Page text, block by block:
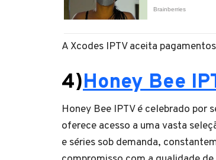
A Xcodes IPTV aceita
4)Honey Bee
Honey Bee IPTV é celebrado por
oferece acesso a uma vasta
e séries sob demanda,